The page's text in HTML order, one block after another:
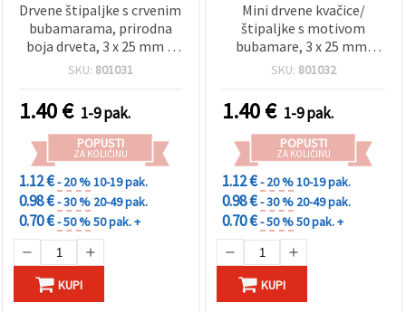
Drvene štipaljke s crvenim
bubamarama, prirodna
boja drveta, 3 x 25 mm –
20 komada, za DIY i hobi
SKU: 801031
1.40€ 1-9 pak.
POPUSTI
ZA KOLIČINU
1.12 €- 20 %10-19 pak.
0.98 €- 30 % 20-49 pak.
0.70 €- 50 %50 pak. +
KUPI
Mini drvene kvačice/
štipaljke s motivom
bubamare, 3 x 25 mm,
miješane boje, pakiranje
DIY, scrapbooking,
izlaganje fotografija i
dekoracije za zabave
SKU: 801032
1.40€ 1-9 pak.
POPUSTI
ZA KOLIČINU
1.12 €- 20 %10-19 pak.
0.98 €- 30 % 20-49 pak.
0.70 €- 50 %50 pak. +
KUPI